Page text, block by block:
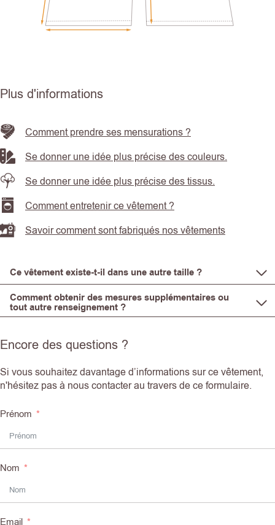
Plus d'informations
Comment prendre ses mensurations ?
Se donner une idée plus précise des couleurs.
Se donner une idée plus précise des tissus.
Comment entretenir ce vêtement ?
Savoir comment sont fabriqués nos vêtements
Ce vêtement existe-t-il dans une autre taille ?
Comment obtenir des mesures supplémentaires ou
tout autre renseignement ?
Encore des questions ?
Si vous souhaitez davantage d’informations sur ce vêtement,
n'hésitez pas à nous contacter au travers de ce formulaire.
Prénom
Nom
Email